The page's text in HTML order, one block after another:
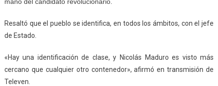
Resaltó que el pueblo se identifica, en todos los ámbitos, con el jefe
de Estado.
«Hay una identificación de clase, y Nicolás Maduro es visto más
cercano que cualquier otro contenedor», afirmó en transmisión de
Televen.